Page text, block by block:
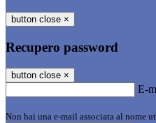
button close ×
Recupero password
button close ×
E-
Non hai una e-mail associata al nome